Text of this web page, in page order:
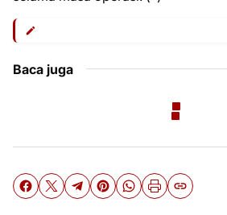
Baca juga